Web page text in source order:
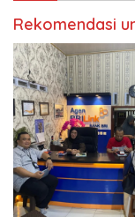
Rekomendasi